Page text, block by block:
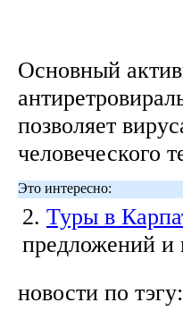
Основный
позволяет
человеческого
Это интересно:
2. Туры в
предложений и
новости по тэгу: